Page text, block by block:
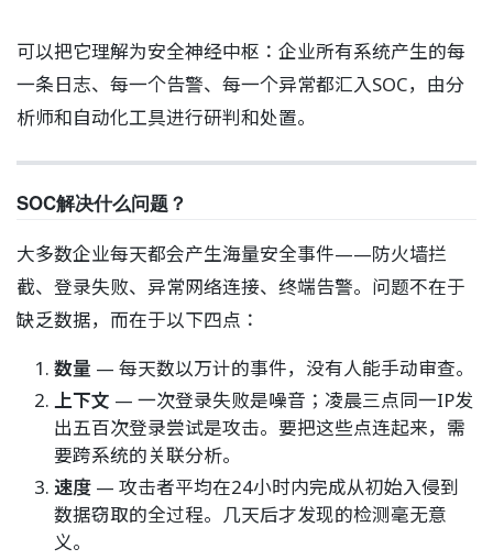
可以把它理解为安全神经中枢：企业所有系统产生的每
一条日志、每一个告警、每一个异常都汇入SOC，由分
析师和自动化工具进行研判和处置。
SOC解决什么问题？
大多数企业每天都会产生海量安全事件——防火墙拦
截、登录失败、异常网络连接、终端告警。问题不在于
缺乏数据，而在于以下四点：
数量 — 每天数以万计的事件，没有人能手动审查。
上下文 — 一次登录失败是噪音；凌晨三点同一IP发
出五百次登录尝试是攻击。要把这些点连起来，需
要跨系统的关联分析。
速度— 攻击者平均在24小时内完成从初始入侵到
数据窃取的全过程。几天后才发现的检测毫无意
义。